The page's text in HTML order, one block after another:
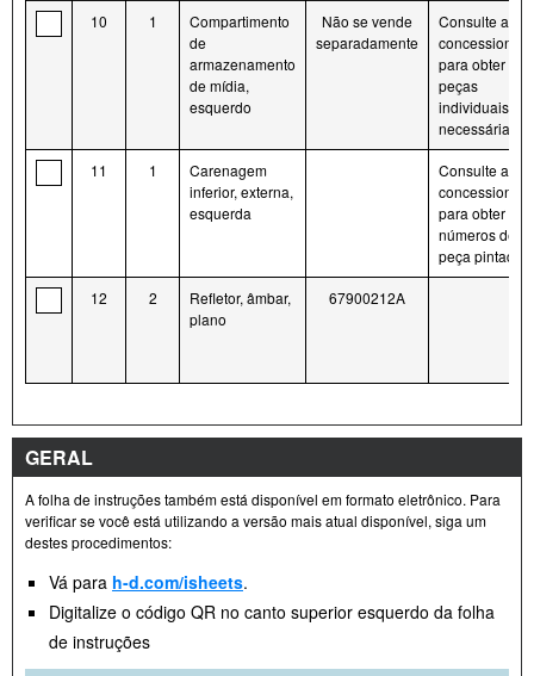
10 1
Compartimento
de
armazenamento
de mídia,
esquerdo
Não se vende
separadamente
Consulte a
para obter as
peças
individuais
necessárias
11 1
Carenagem
inferior, externa,
esquerda
Consulte a
para obter os
números de
peça pintados
12 2
Refletor, âmbar,
plano
67900212A
GERAL
A folha de instruções também está disponível em formato eletrônico. Para
verificar se você está utilizando a versão mais atual disponível, siga um
destes procedimentos:
Vá para h-d.com/isheets.
Digitalize o código QR no canto superior esquerdo da folha
de instruções